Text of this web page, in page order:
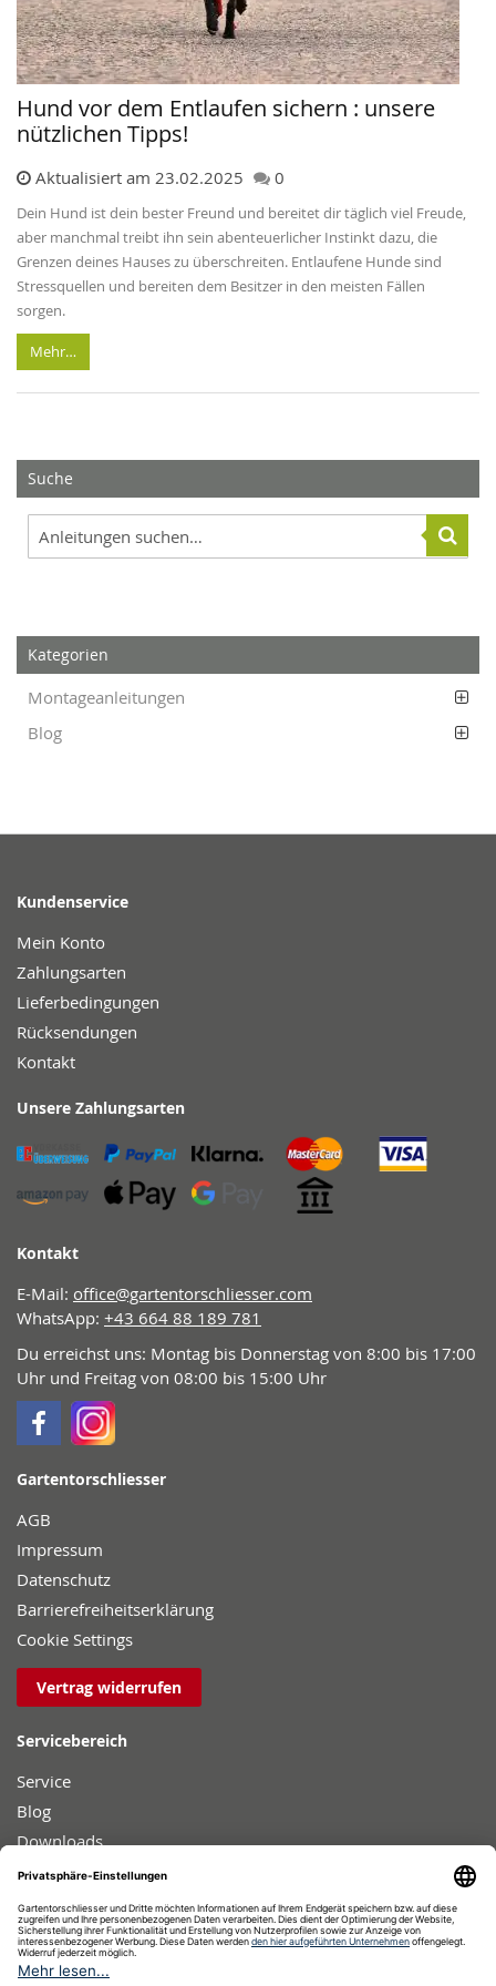
Hund vor dem Entlaufen sichern : unsere
nützlichen Tipps!
Aktualisiert am 23.02.2025 0
Dein Hund ist dein bester Freund und bereitet dir täglich viel Freude,
aber manchmal treibt ihn sein abenteuerlicher Instinkt dazu, die
Grenzen deines Hauses zu überschreiten. Entlaufene Hunde sind
Stressquellen und bereiten dem Besitzer in den meisten Fällen
sorgen.
Mehr…
Suche
Kategorien
Montageanleitungen
Blog
Kundenservice
Mein Konto
Zahlungsarten
Lieferbedingungen
Rücksendungen
Kontakt
Unsere Zahlungsarten
Kontakt
E-Mail: office@gartentorschliesser.com
WhatsApp: +43 664 88 189 781
Du erreichst uns: Montag bis Donnerstag von 8:00 bis 17:00
Uhr und Freitag von 08:00 bis 15:00 Uhr
Gartentorschliesser
AGB
Impressum
Datenschutz
Barrierefreiheitserklärung
Cookie Settings
Vertrag widerrufen
Servicebereich
Service
Blog
Downloads
Sicherheit